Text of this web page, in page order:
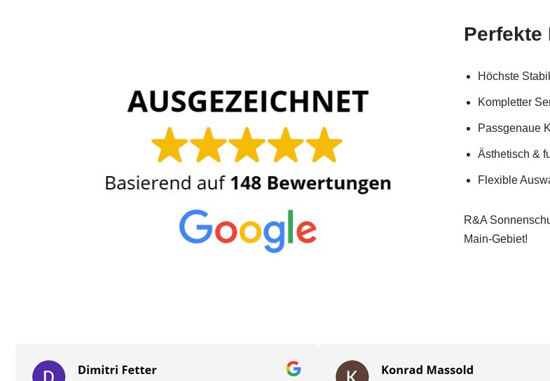
Perfekte
Höchste
Kompletter
Passgenaue
Ästhetisch &
Flexible
R&A
Main-Gebiet!